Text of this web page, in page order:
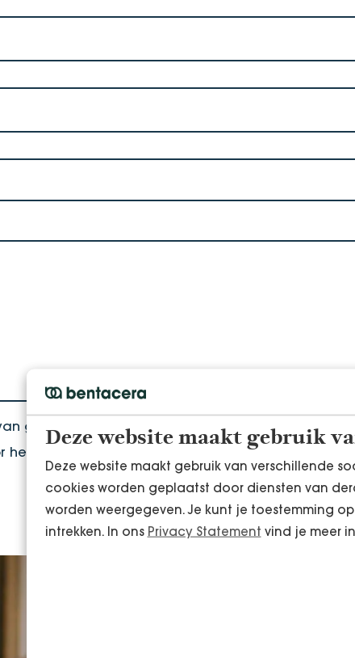
Deze website maakt gebruik
Deze website maakt gebruik van verschillende
cookies worden geplaatst door diensten van
worden weergegeven. Je kunt je toestemming
intrekken. In ons Privacy Statement vind je meer
gegevens
opslaan en verwerken van mijn gegevens